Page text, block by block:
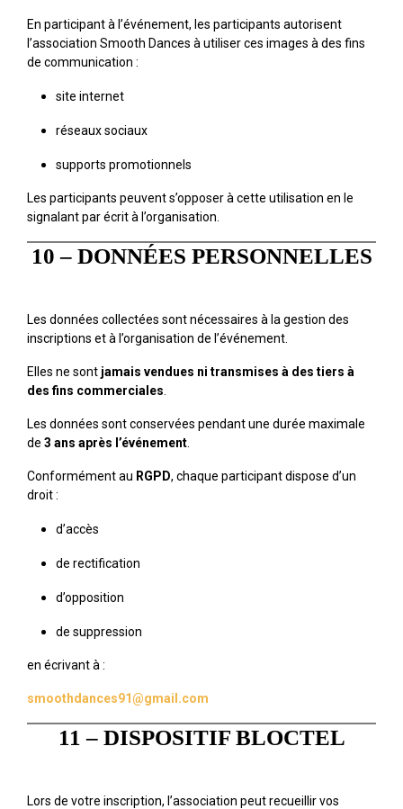
En participant à l’événement, les participants autorisent
l’association Smooth Dances à utiliser ces images à des fins
de communication :
site internet
réseaux sociaux
supports promotionnels
Les participants peuvent s’opposer à cette utilisation en le
signalant par écrit à l’organisation.
10 – DONNÉES PERSONNELLES
Les données collectées sont nécessaires à la gestion des
inscriptions et à l’organisation de l’événement.
Elles ne sont jamais vendues ni transmises à des tiers à
des fins commerciales
Les données sont conservées pendant une durée maximale
de 3 ans après l’événement
Conformément au RGPD, chaque participant dispose d’un
droit :
d’accès
de rectification
d’opposition
de suppression
en écrivant à :
smoothdances91@gmail.com
11 – DISPOSITIF BLOCTEL
Lors de votre inscription, l’association peut recueillir vos